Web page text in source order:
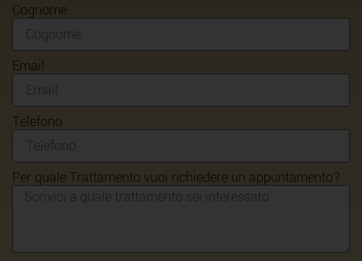
Cognome
Email
Telefono
Per quale Trattamento vuoi richiedere un appuntamento?